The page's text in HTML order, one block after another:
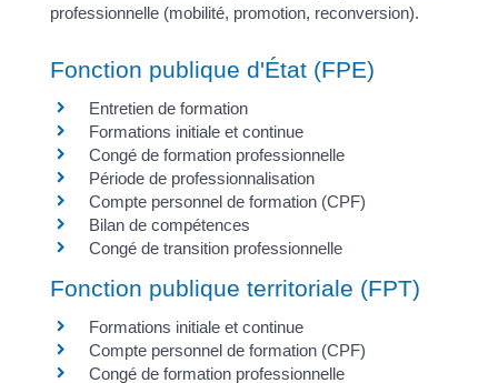
professionnelle (mobilité, promotion, reconversion).
Fonction publique d'État (FPE)
Entretien de formation
Formations initiale et continue
Congé de formation professionnelle
Période de professionnalisation
Compte personnel de formation (CPF)
Bilan de compétences
Congé de transition professionnelle
Fonction publique territoriale (FPT)
Formations initiale et continue
Compte personnel de formation (CPF)
Congé de formation professionnelle